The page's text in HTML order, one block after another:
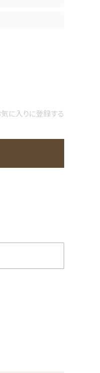
気に入りに登録する